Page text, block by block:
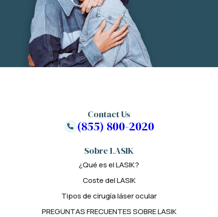
Sobre LASIK
¿Qué es el LASIK?
Coste del LASIK
Tipos de cirugía láser ocular
PREGUNTAS FRECUENTES SOBRE LASIK
Contact Us
(855) 800-2020